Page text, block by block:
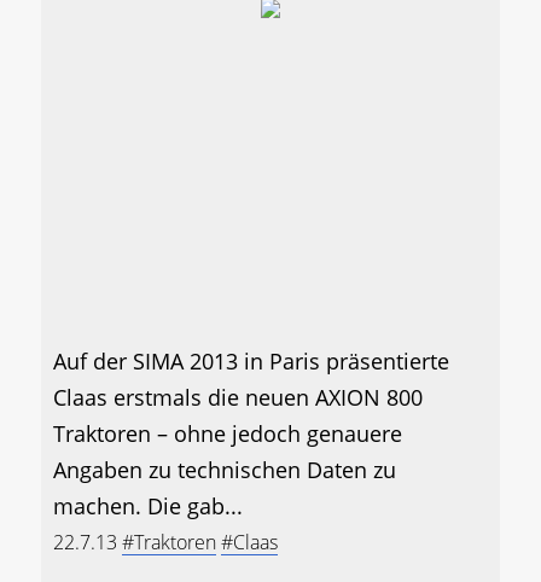
Auf der SIMA 2013 in Paris präsentierte
Claas erstmals die neuen AXION 800
Traktoren – ohne jedoch genauere
Angaben zu technischen Daten zu
machen. Die gab...
22.7.13 #Traktoren#Claas